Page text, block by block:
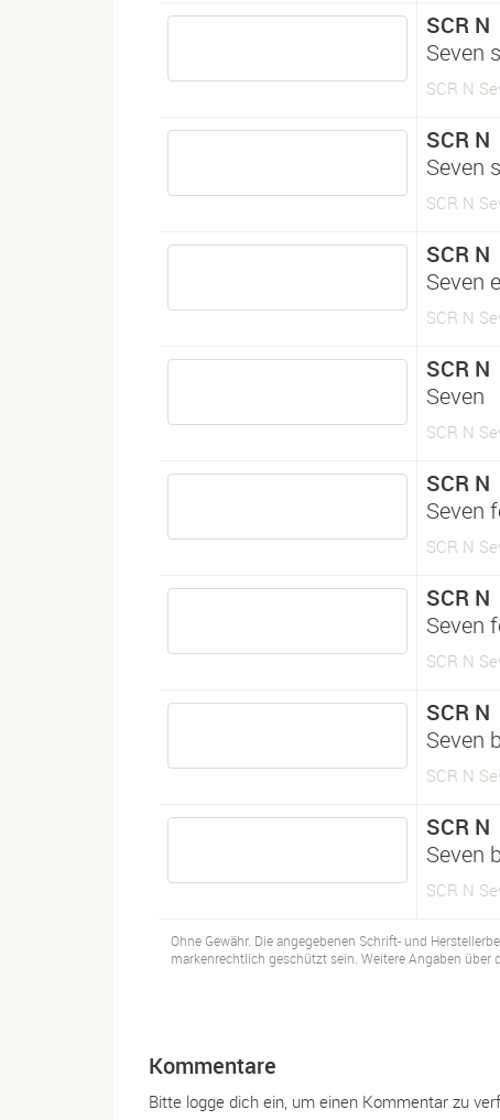
SCR N
Seven
SCR N
SCR N
Seven
SCR N
SCR N
Seven
SCR N
SCR N
Seven
SCR N
SCR N
Seven
SCR N
SCR N
Seven
SCR N
SCR N
Seven
SCR N
SCR N
Seven
SCR N
Ohne Gewähr. Die angegebenen Schrift- und
markenrechtlich geschützt sein. Weitere Angaben über
Kommentare
Bitte logge dich ein, um einen Kommentar zu